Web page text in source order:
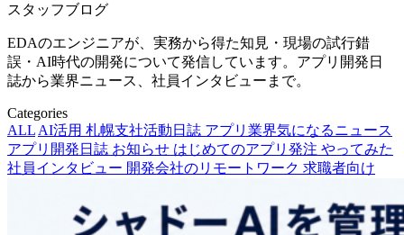
スタッフブログ
EDAのエンジニアが、実務から得た知見・現場の試行錯
誤・AI時代の開発について発信しています。アプリ開発日
誌から業界ニュース、社員インタビューまで。
Categories
ALL AI活用 札幌支社活動日誌 アプリ業界気になるニュース
アプリ開発日誌 お知らせ はじめてのアプリ発注 やってみた
社員インタビュー 開発会社のリモートワーク 求職者向け